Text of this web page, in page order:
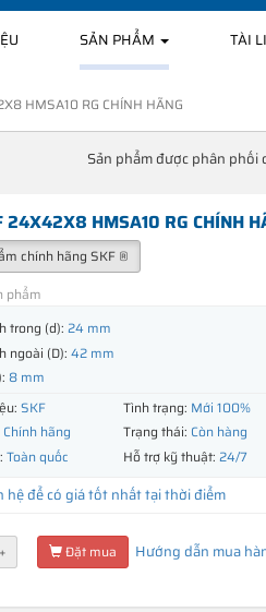
SẢN PHẨM TÀI
HMSA10 RG CHÍNH HÃNG
Sản phẩm được phân phối
24X42X8 HMSA10 RG CHÍNH
chính hãng SKF ®
phẩm
trong (d): 24 mm
ngoài (D): 42 mm
8 mm
SKF Tình trạng: Mới 100%
Chính hãng Trạng thái: Còn hàng
Toàn quốc Hỗ trợ kỹ thuật: 24/7
hệ để có giá tốt nhất tại thời điểm
+ Đặt mua Hướng dẫn mua